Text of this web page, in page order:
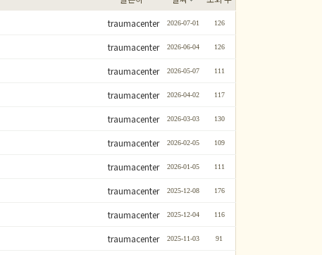
traumacenter 2026-07-01 126
traumacenter 2026-06-04 126
traumacenter 2026-05-07 111
traumacenter 2026-04-02 117
traumacenter 2026-03-03 130
traumacenter 2026-02-05 109
traumacenter 2026-01-05 111
traumacenter 2025-12-08 176
traumacenter 2025-12-04 116
traumacenter 2025-11-03 91